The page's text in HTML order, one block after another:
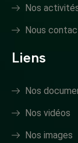
Nos
Nous
Liens
Nos
Nos vidéos
Nos images